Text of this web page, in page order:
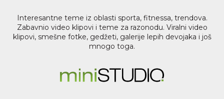
Interesantne teme iz oblasti sporta, fitnessa, trendova.
Zabavnio video klipovi i teme za razonodu. Viralni video
klipovi, smešne fotke, gedžeti, galerije lepih devojaka i još
mnogo toga.